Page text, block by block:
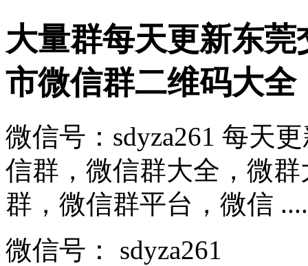
大量群每天更新东
市微信群二维码大全
微信号：sdyza261 每天
信群，微信群大全，微
群，微信群平台，微信
微信号： sdyza261